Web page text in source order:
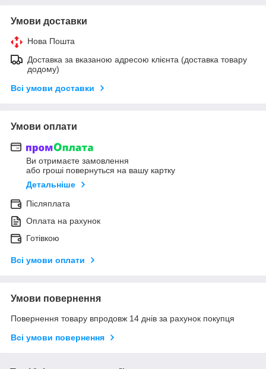
Умови доставки
Нова Пошта
Доставка за вказаною адресою клієнта (доставка товару
додому)
Всі умови доставки
Умови оплати
Ви отримаєте замовлення
або гроші повернуться на вашу картку
Детальніше
Післяплата
Оплата на рахунок
Готівкою
Всі умови оплати
Умови повернення
Повернення товару впродовж 14 днів за рахунок покупця
Всі умови повернення